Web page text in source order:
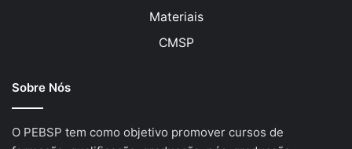
Materiais
CMSP
Sobre Nós
O PEBSP tem como objetivo promover cursos de